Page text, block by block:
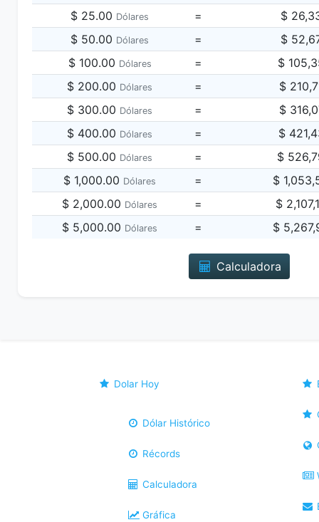
$ 25.00 Dólares = $
$ 50.00 Dólares = $
$ 100.00 Dólares = $
$ 200.00 Dólares = $
$ 300.00 Dólares = $
$ 400.00 Dólares = $
$ 500.00 Dólares = $
$ 1,000.00 Dólares = $
$ 2,000.00 Dólares = $
$ 5,000.00 Dólares = $
Calculadora
Dolar Hoy
Dólar Histórico
Récords
Calculadora
Gráfica